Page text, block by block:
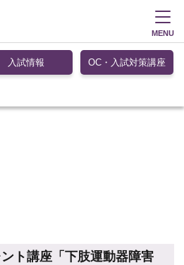
MENU
入試情報 OC・入試対策講座
ト講座「下肢運動器障害